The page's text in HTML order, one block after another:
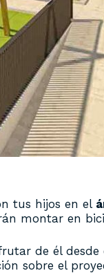
tus hijos en el
montar en
de él
sobre el